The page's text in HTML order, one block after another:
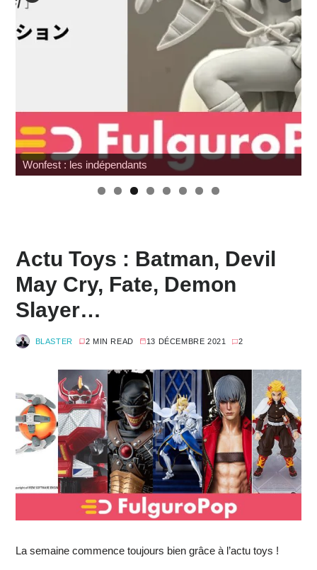
SDCC 2026 : Toutes les infos
Actu Toys : Batman, Devil
May Cry, Fate, Demon
Slayer…
BLASTER 2 MIN READ 13 DÉCEMBRE 2021 2
La semaine commence toujours bien grâce à l’actu toys !